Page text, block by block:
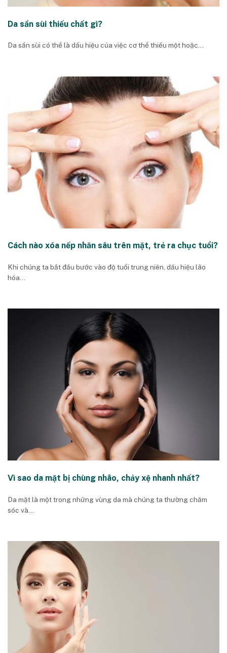
Da sần sùi thiếu chất gì?
Da sần sùi có thể là dấu hiệu của việc cơ thể thiếu một hoặc...
Cách nào xóa nếp nhăn sâu trên mặt, trẻ ra chục tuổi?
Khi chúng ta bắt đầu bước vào độ tuổi trung niên, dấu hiệu lão
hóa...
Vì sao da mặt bị chùng nhão, chảy xệ nhanh nhất?
Da mặt là một trong những vùng da mà chúng ta thường chăm
sóc và...